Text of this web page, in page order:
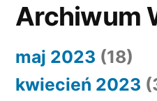
Archiwum
maj 2023 (18)
kwiecień 2023